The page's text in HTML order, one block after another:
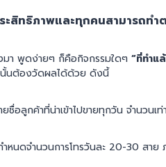
ะสิทธิภาพและทุกคนสามารถทำ
มา พูดง่ายๆ ก็คือกิจกรรมใดๆ “ที่ทำแ
นั้นต้องวัดผลได้ด้วย ดังนี้
ชื่อลูกค้าที่น่าเข้าไปขายทุกวัน จำนวนเ
หนดจำนวนการโทรวันละ 20-30 สาย